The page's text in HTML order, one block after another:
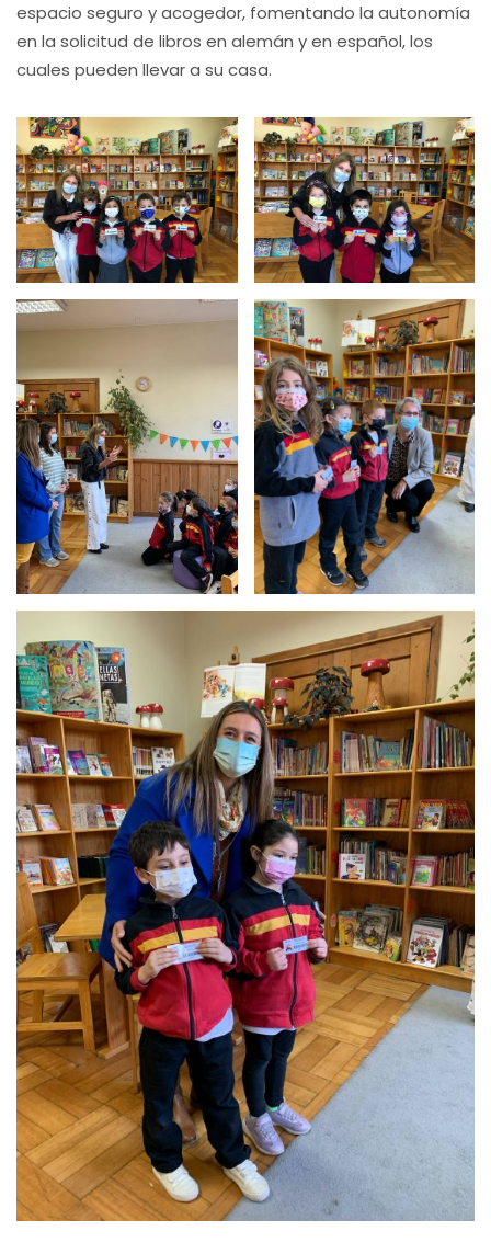
espacio seguro y acogedor, fomentando la autonomía
en la solicitud de libros en alemán y en español, los
cuales pueden llevar a su casa.